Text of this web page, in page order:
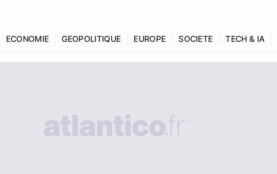
ECONOMIE GEOPOLITIQUE EUROPE SOCIETE TECH & IA